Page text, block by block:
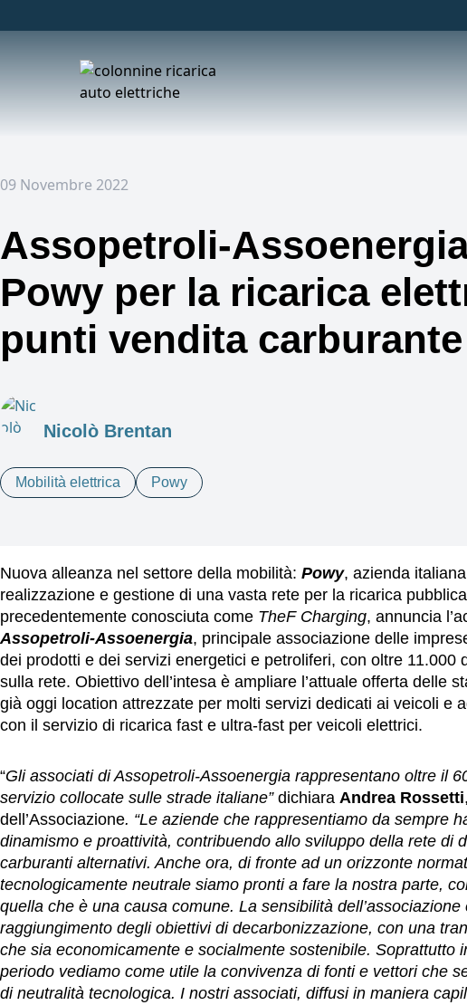
09 Novembre 2022
Assopetroli-
Powy per la ricarica
punti vendita carburante
Nicolò Brentan
Mobilità elettrica Powy
Nuova alleanza nel settore della mobilità: Powy, azienda
realizzazione e gestione di una vasta rete per la ricarica
precedentemente conosciuta come TheF Charging, annuncia
Assopetroli-Assoenergia, principale associazione delle
dei prodotti e dei servizi energetici e petroliferi, con oltre 11.000
sulla rete. Obiettivo dell’intesa è ampliare l’attuale offerta delle
già oggi location attrezzate per molti servizi dedicati ai veicoli e
con il servizio di ricarica fast e ultra-fast per veicoli elettrici.
“Gli associati di Assopetroli-Assoenergia rappresentano oltre il
servizio collocate sulle strade italiane” dichiara Andrea Rossetti
dell’Associazione. “Le aziende che rappresentiamo da sempre
dinamismo e proattività, contribuendo allo sviluppo della rete di
carburanti alternativi. Anche ora, di fronte ad un orizzonte
tecnologicamente neutrale siamo pronti a fare la nostra parte,
quella che è una causa comune. La sensibilità
raggiungimento degli obiettivi di decarbonizzazione, con una
che sia economicamente e socialmente sostenibile. Soprattutto
periodo vediamo come utile la convivenza di fonti e vettori che
di neutralità tecnologica. I nostri associati, diffusi in maniera